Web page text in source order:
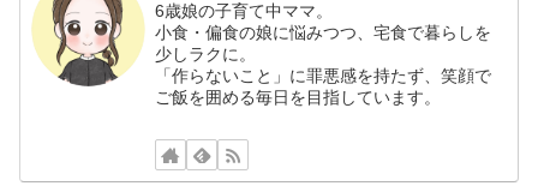
6歳娘の子育て中ママ。
小食・偏食の娘に悩みつつ、宅食で暮らしを
少しラクに。
「作らないこと」に罪悪感を持たず、笑顔で
ご飯を囲める毎日を目指しています。